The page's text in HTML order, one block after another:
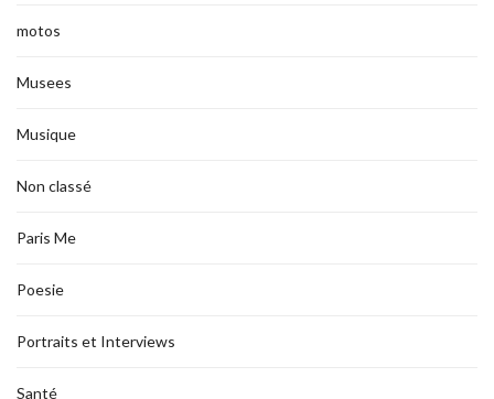
motos
Musees
Musique
Non classé
Paris Me
Poesie
Portraits et Interviews
Santé